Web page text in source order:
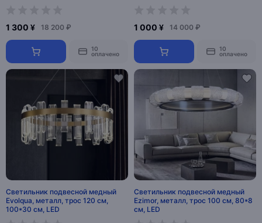
1 300 ¥ 18 200 ₽
10
оплачено
1 000 ¥ 14 000 ₽
10
оплачено
Светильник подвесной медный
Evolqua, металл, трос 120 см,
100*30 см, LED
Светильник подвесной медный
Ezimor, металл, трос 100 см, 80*8
см, LED